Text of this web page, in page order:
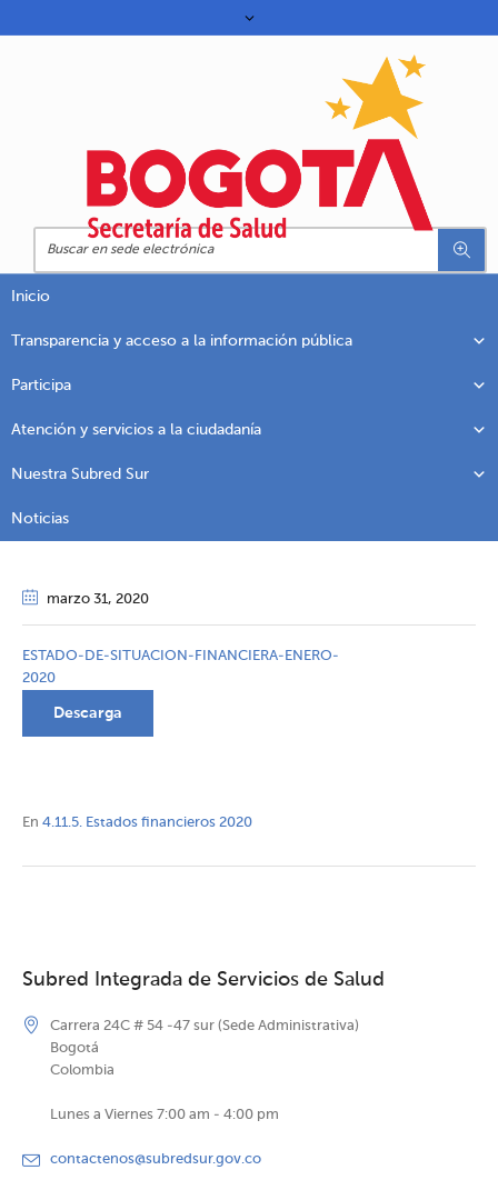
Inicio
Transparencia y acceso a la información pública
Participa
Atención y servicios a la ciudadanía
Nuestra Subred Sur
Noticias
marzo 31, 2020
ESTADO-DE-SITUACION-FINANCIERA-ENERO-
2020
Descarga
En 4.11.5. Estados financieros 2020
Subred Integrada de Servicios de Salud
Carrera 24C # 54 -47 sur (Sede Administrativa)
Bogotá
Colombia
Lunes a Viernes 7:00 am - 4:00 pm
contactenos@subredsur.gov.co